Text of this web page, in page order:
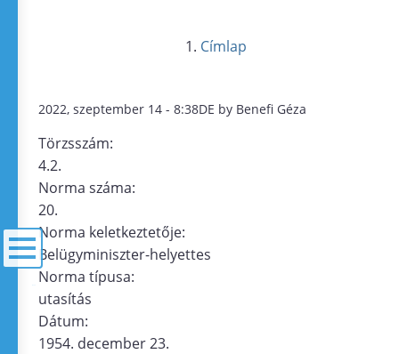
Címlap
2022, szeptember 14 - 8:38DE by Benefi Géza
Törzsszám:
4.2.
Norma száma:
20.
Norma keletkeztetője:
Belügyminiszter-helyettes
Norma típusa:
utasítás
Dátum:
1954. december 23.